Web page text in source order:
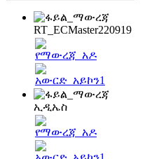
RT_ECMaster220919
ኢዲኤስ